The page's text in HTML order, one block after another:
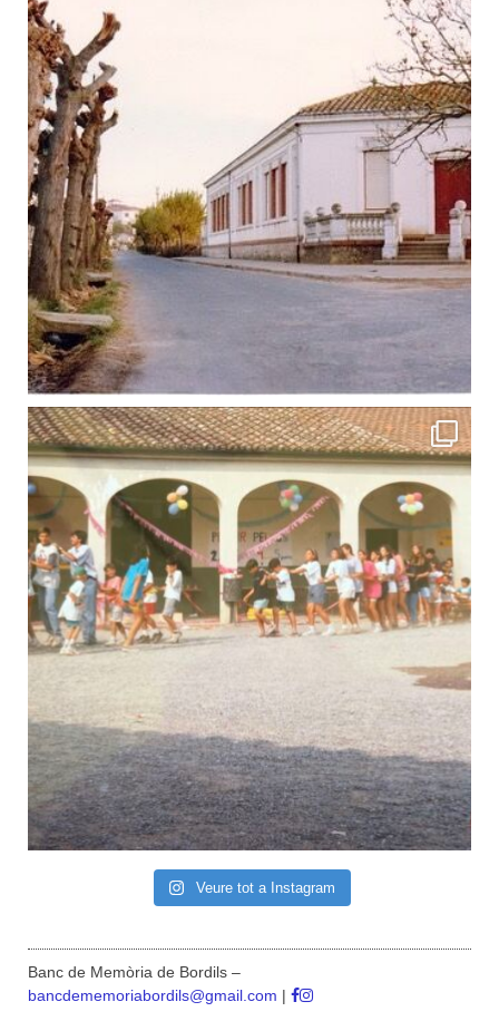
Veure tot a Instagram
Banc de Memòria de Bordils –
bancdememoriabordils@gmail.com |